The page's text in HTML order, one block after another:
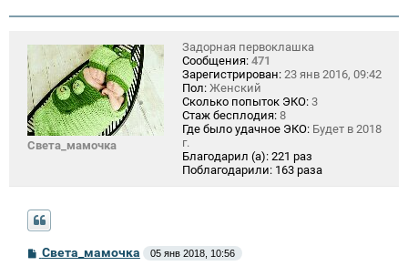
Света_мамочка
Задорная первоклашка
Сообщения: 471
Зарегистрирован: 23 янв 2016, 09:42
Пол: Женский
Сколько попыток ЭКО: 3
Стаж бесплодия: 8
Где было удачное ЭКО: Будет в 2018
г.
Благодарил (а): 221 раз
Поблагодарили: 163 раза
ССвета_мамочка 05 янв 2018, 10:56